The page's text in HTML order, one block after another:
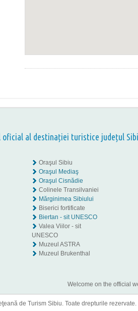
oficial al destinației turistice județul
Oraşul Sibiu
Oraşul Mediaş
Oraşul Cisnădie
Colinele Transilvaniei
Mărginimea Sibiului
Biserici fortificate
Biertan - sit UNESCO
Valea Viilor - sit
UNESCO
Muzeul ASTRA
Muzeul Brukenthal
Welcome on the official
de Turism Sibiu. Toate drepturile rezervate.